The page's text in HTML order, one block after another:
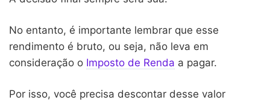
No entanto, é importante lembrar que esse
rendimento é bruto, ou seja, não leva em
consideração o Imposto de Renda a pagar.
Por isso, você precisa descontar desse valor